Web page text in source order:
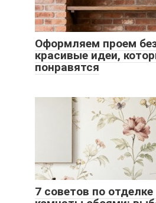
Оформляем проем
красивые идеи,
понравятся
7 советов по